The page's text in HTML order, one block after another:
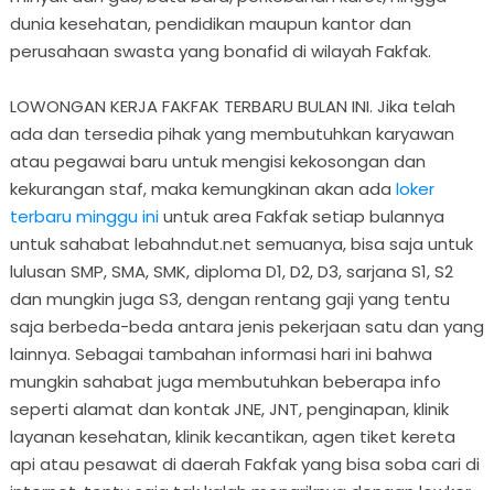
dunia kesehatan, pendidikan maupun kantor dan
perusahaan swasta yang bonafid di wilayah Fakfak.
LOWONGAN KERJA FAKFAK TERBARU BULAN INI. Jika telah
ada dan tersedia pihak yang membutuhkan karyawan
atau pegawai baru untuk mengisi kekosongan dan
kekurangan staf, maka kemungkinan akan ada loker
terbaru minggu iniuntuk area Fakfak setiap bulannya
untuk sahabat lebahndut.net semuanya, bisa saja untuk
lulusan SMP, SMA, SMK, diploma D1, D2, D3, sarjana S1, S2
dan mungkin juga S3, dengan rentang gaji yang tentu
saja berbeda-beda antara jenis pekerjaan satu dan yang
lainnya. Sebagai tambahan informasi hari ini bahwa
mungkin sahabat juga membutuhkan beberapa info
seperti alamat dan kontak JNE, JNT, penginapan, klinik
layanan kesehatan, klinik kecantikan, agen tiket kereta
api atau pesawat di daerah Fakfak yang bisa soba cari di